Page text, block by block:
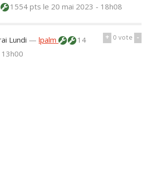
1554 ptsle 20 mai 2023 - 18h08
+ 0vote -
Lundi —lpalm
14